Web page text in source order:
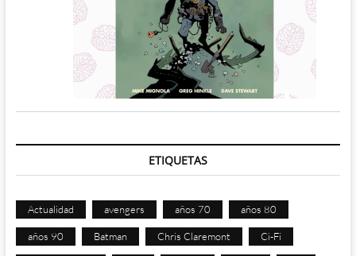
ETIQUETAS
Actualidad avengers años 70 años 80
años 90 Batman Chris Claremont Ci-Fi